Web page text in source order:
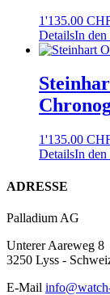
1'135.00
DetailsIn den
1'135.00
DetailsIn den
Footer
ADRESSE
Palladium AG
Unterer Aareweg 8
3250 Lyss -
E-Mail